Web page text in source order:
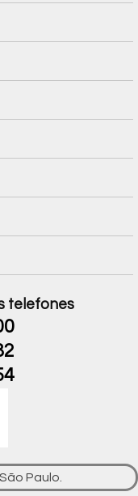
telefones
Paulo.